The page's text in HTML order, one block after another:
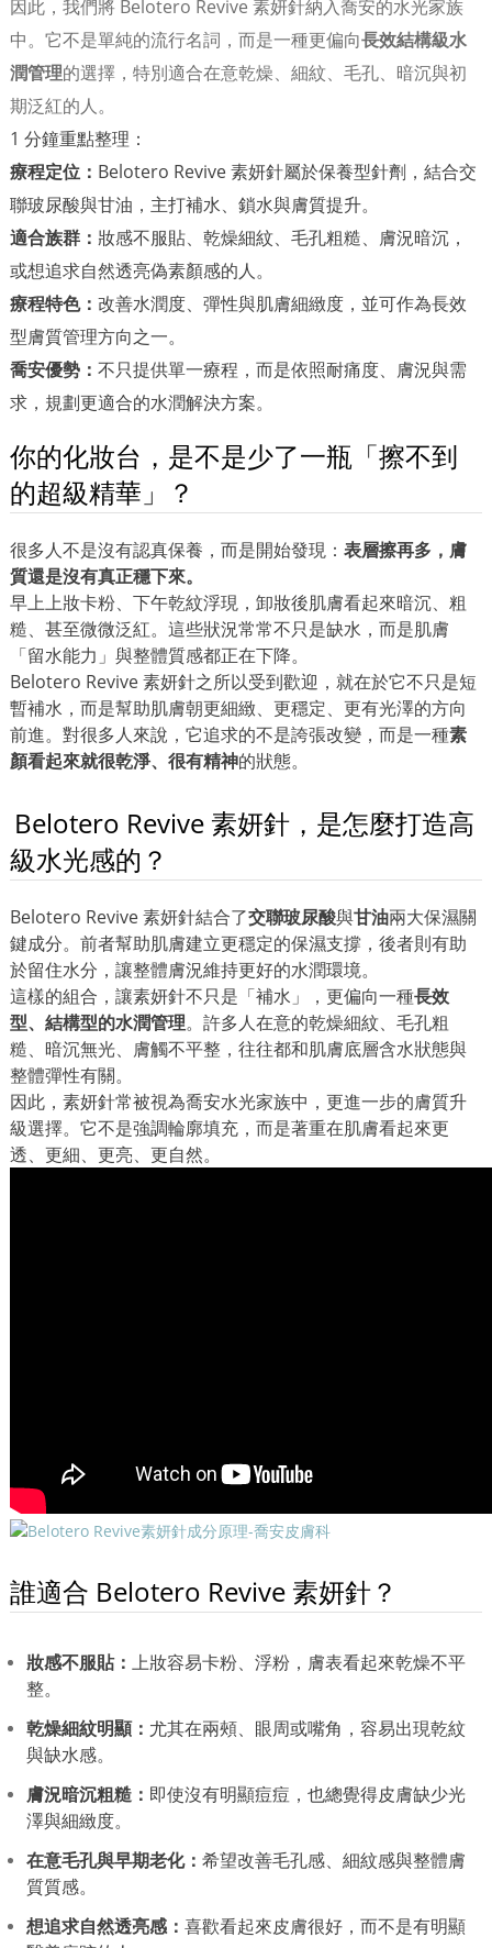
因此，我們將 Belotero Revive 素妍針納入喬安的水光家族
中。它不是單純的流行名詞，而是一種更偏向長效結構級水
潤管理的選擇，特別適合在意乾燥、細紋、毛孔、暗沉與初
期泛紅的人。
1 分鐘重點整理：
療程定位： Belotero Revive 素妍針屬於保養型針劑，結合交
聯玻尿酸與甘油，主打補水、鎖水與膚質提升。
適合族群： 妝感不服貼、乾燥細紋、毛孔粗糙、膚況暗沉，
或想追求自然透亮偽素顏感的人。
療程特色： 改善水潤度、彈性與肌膚細緻度，並可作為長效
型膚質管理方向之一。
喬安優勢： 不只提供單一療程，而是依照耐痛度、膚況與需
求，規劃更適合的水潤解決方案。
你的化妝台，是不是少了一瓶「擦不到
的超級精華」？
很多人不是沒有認真保養，而是開始發現： 表層擦再多，膚
質還是沒有真正穩下來。
早上上妝卡粉、下午乾紋浮現，卸妝後肌膚看起來暗沉、粗
糙、甚至微微泛紅。這些狀況常常不只是缺水，而是肌膚
「留水能力」與整體質感都正在下降。
Belotero Revive 素妍針之所以受到歡迎，就在於它不只是短
暫補水，而是幫助肌膚朝更細緻、更穩定、更有光澤的方向
前進。對很多人來說，它追求的不是誇張改變，而是一種素
顏看起來就很乾淨、很有精神的狀態。
Belotero Revive 素妍針，是怎麼打造高
級水光感的？
Belotero Revive 素妍針結合了交聯玻尿酸與甘油兩大保濕關
鍵成分。前者幫助肌膚建立更穩定的保濕支撐，後者則有助
於留住水分，讓整體膚況維持更好的水潤環境。
這樣的組合，讓素妍針不只是「補水」，更偏向一種長效
型、結構型的水潤管理。許多人在意的乾燥細紋、毛孔粗
糙、暗沉無光、膚觸不平整，往往都和肌膚底層含水狀態與
整體彈性有關。
因此，素妍針常被視為喬安水光家族中，更進一步的膚質升
級選擇。它不是強調輪廓填充，而是著重在肌膚看起來更
透、更細、更亮、更自然。
誰適合 Belotero Revive 素妍針？
妝感不服貼： 上妝容易卡粉、浮粉，膚表看起來乾燥不平
整。
乾燥細紋明顯： 尤其在兩頰、眼周或嘴角，容易出現乾紋
與缺水感。
膚況暗沉粗糙： 即使沒有明顯痘痘，也總覺得皮膚缺少光
澤與細緻度。
在意毛孔與早期老化： 希望改善毛孔感、細紋感與整體膚
質質感。
想追求自然透亮感： 喜歡看起來皮膚很好，而不是有明顯